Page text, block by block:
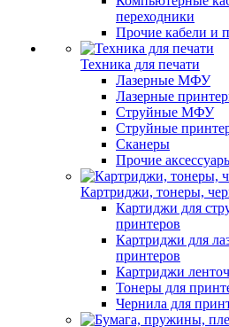
переходники
Прочие кабели и
Техника для печати
Лазерные МФУ
Лазерные
Струйные МФУ
Струйные
Сканеры
Прочие
Картриджи, тонеры,
Картиджи для
принтеров
Картриджи для
принтеров
Картриджи
Тонеры для
Чернила для